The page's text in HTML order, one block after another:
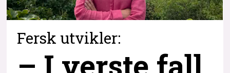
Fersk utvikler: